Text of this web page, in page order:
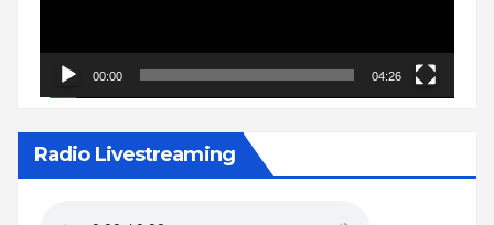
00:00 04:26
Radio Livestreaming